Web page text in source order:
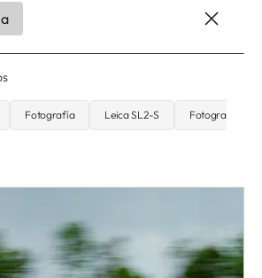
Fotografía Leica SL2-S Fotografía